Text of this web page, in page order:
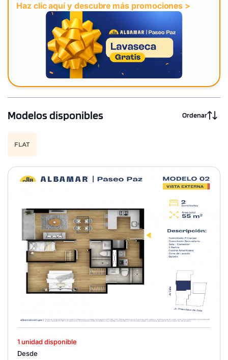
Haz clic aquí y descubre más promociones >
Modelos disponibles Ordenar
FLAT
1 unidad disponible
Desde